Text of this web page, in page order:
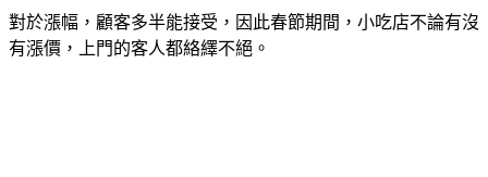
對於漲幅，顧客多半能接受，因此春節期間，小吃店不論有沒